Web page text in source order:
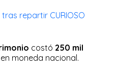
tras repartir CURIOSO
costó 250 mil
en moneda nacional.